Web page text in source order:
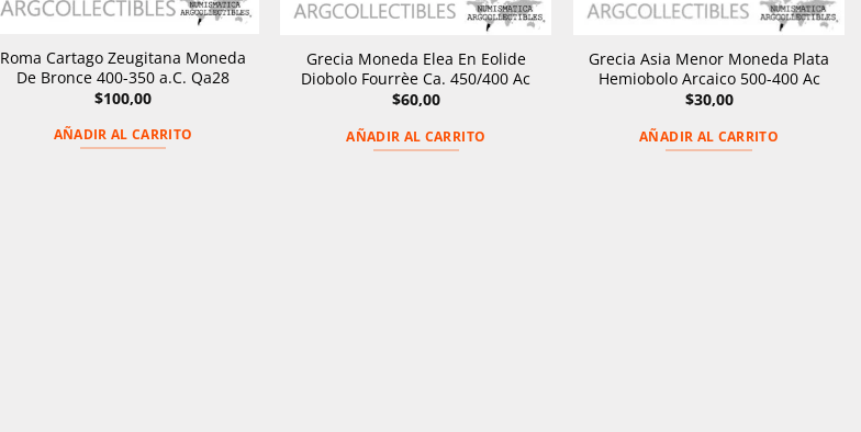
Roma Cartago Zeugitana Moneda
De Bronce 400-350 a.C. Qa28
$100,00
AÑADIR AL CARRITO
Grecia Moneda Elea En Eolide
Diobolo Fourrèe Ca. 450/400 Ac
$60,00
AÑADIR AL CARRITO
Grecia Asia Menor Moneda Plata
Hemiobolo Arcaico 500-400 Ac
$30,00
AÑADIR AL CARRITO